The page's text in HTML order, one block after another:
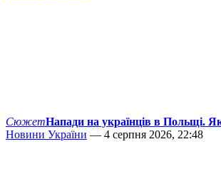
СюжетНапади на українців в Польщі.
Новини України — 4 серпня 2026, 22:48